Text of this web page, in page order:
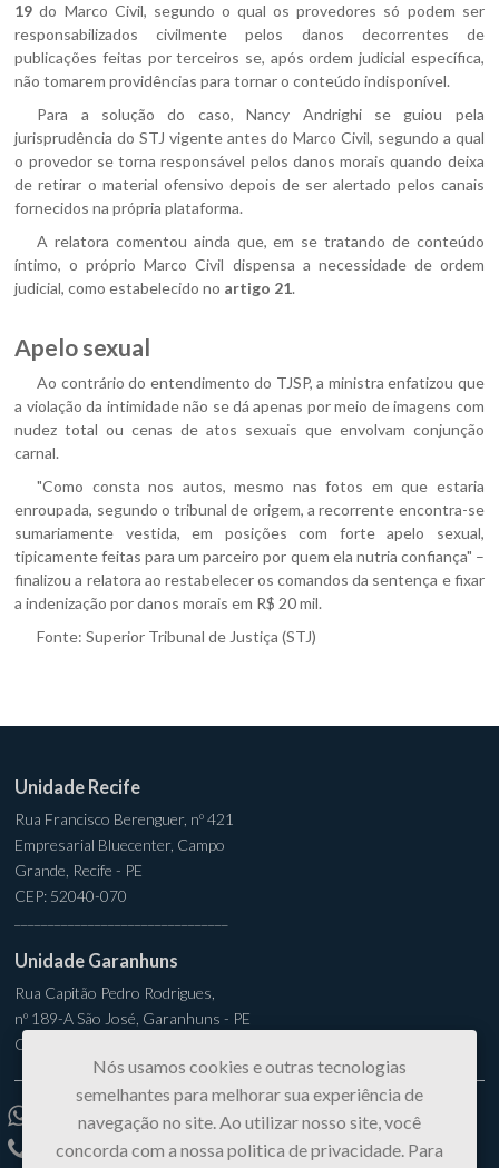
19 do Marco Civil, segundo o qual os provedores só podem ser
responsabilizados civilmente pelos danos decorrentes de
publicações feitas por terceiros se, após ordem judicial específica,
não tomarem providências para tornar o conteúdo indisponível.
Para a solução do caso, Nancy Andrighi se guiou pela
jurisprudência do STJ vigente antes do Marco Civil, segundo a qual
o provedor se torna responsável pelos danos morais quando deixa
de retirar o material ofensivo depois de ser alertado pelos canais
fornecidos na própria plataforma.
A relatora comentou ainda que, em se tratando de conteúdo
íntimo, o próprio Marco Civil dispensa a necessidade de ordem
judicial, como estabelecido no artigo 21.
Apelo sexual
Ao contrário do entendimento do TJSP, a ministra enfatizou que
a violação da intimidade não se dá apenas por meio de imagens com
nudez total ou cenas de atos sexuais que envolvam conjunção
carnal.
"Como consta nos autos, mesmo nas fotos em que estaria
enroupada, segundo o tribunal de origem, a recorrente encontra-se
sumariamente vestida, em posições com forte apelo sexual,
tipicamente feitas para um parceiro por quem ela nutria confiança" –
finalizou a relatora ao restabelecer os comandos da sentença e fixar
a indenização por danos morais em R$ 20 mil.
Fonte:Superior Tribunal de Justiça (STJ)
Unidade Recife
Rua Francisco Berenguer, nº 421
Empresarial Bluecenter, Campo
Grande, Recife - PE
CEP: 52040-070
Unidade Garanhuns
Rua Capitão Pedro Rodrigues,
nº 189-A São José, Garanhuns - PE
CEP: 55294-310
(81) 99750-1567
(81) 3877-1546
Nós usamos cookies e outras tecnologias
semelhantes para melhorar sua experiência de
navegação no site. Ao utilizar nosso site, você
concorda com a nossa politica de privacidade. Para